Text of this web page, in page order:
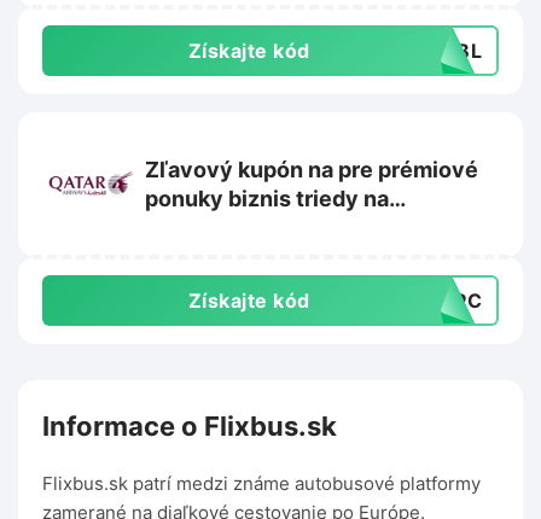
Získajte kód PLBL
Zľavový kupón na pre prémiové
ponuky biznis triedy na
Získajte kód EMPC
Informace o Flixbus.sk
Flixbus.sk patrí medzi známe autobusové platformy
zamerané na diaľkové cestovanie po Európe.